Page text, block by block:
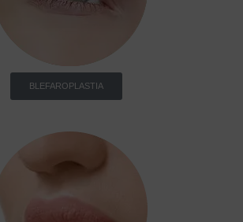
BLEFAROPLASTIA